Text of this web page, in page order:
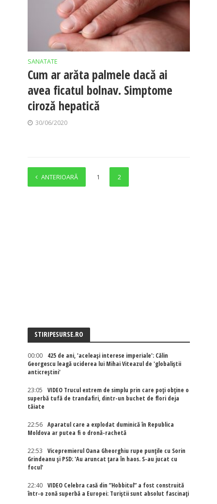
SANATATE
Cum ar arăta palmele dacă ai
avea ficatul bolnav. Simptome
ciroză hepatică
30/06/2020
ANTERIOARĂ 1 2
STIRIPESURSE.RO
00:00
425 de ani, 'aceleași interese imperiale': Călin
Georgescu leagă uciderea lui Mihai Viteazul de 'globaliștii
anticreștini'
23:05
VIDEO Trucul extrem de simplu prin care poți obține o
superbă tufă de trandafiri, dintr-un buchet de flori deja
tăiate
22:56
Aparatul care a explodat duminică în Republica
Moldova ar putea fi o dronă-rachetă
22:53
Vicepremierul Oana Gheorghiu rupe punțile cu Sorin
Grindeanu și PSD: 'Au aruncat țara în haos. S-au jucat cu
focul'
22:40
VIDEO Celebra casă din ”Hobbitul” a fost construită
într-o zonă superbă a Europei: Turiștii sunt absolut fascinați